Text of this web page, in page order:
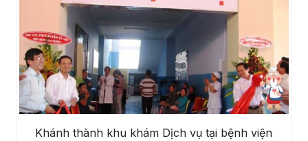
Khánh thành khu khám Dịch vụ tại bệnh viện